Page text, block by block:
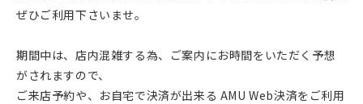
ぜひご利用下さいませ。
期間中は、店内混雑する為、ご案内にお時間をいただく予想
がされますので、
ご来店予約や、お自宅で決済が出来る AMU Web決済をご利用